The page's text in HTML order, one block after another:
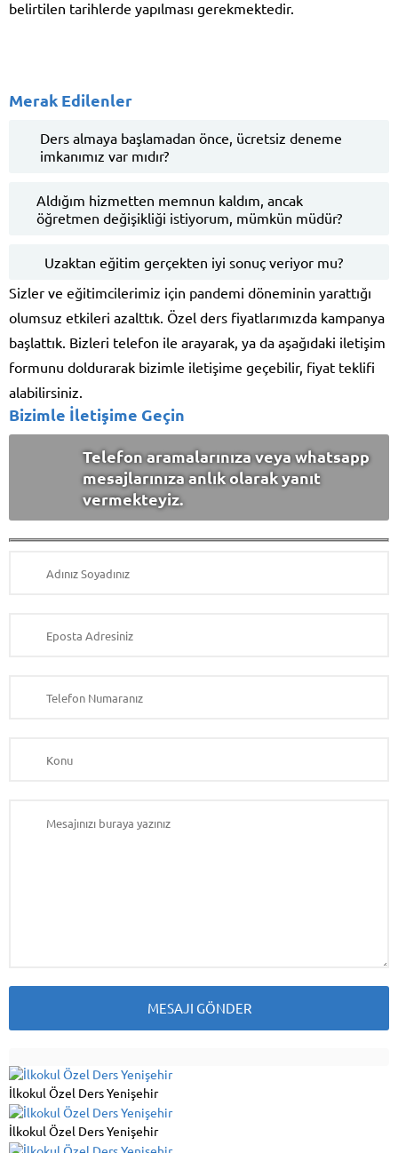
belirtilen tarihlerde yapılması gerekmektedir.
Merak Edilenler
Ders almaya başlamadan önce, ücretsiz deneme
imkanımız var mıdır?
Aldığım hizmetten memnun kaldım, ancak
öğretmen değişikliği istiyorum, mümkün müdür?
Uzaktan eğitim gerçekten iyi sonuç veriyor mu?
Sizler ve eğitimcilerimiz için pandemi döneminin yarattığı
olumsuz etkileri azalttık. Özel ders fiyatlarımızda kampanya
başlattık. Bizleri telefon ile arayarak, ya da aşağıdaki iletişim
formunu doldurarak bizimle iletişime geçebilir, fiyat teklifi
alabilirsiniz.
Bizimle İletişime Geçin
Telefon aramalarınıza veya whatsapp
mesajlarınıza anlık olarak yanıt
vermekteyiz.
İlkokul Özel Ders Yenişehir
İlkokul Özel Ders Yenişehir